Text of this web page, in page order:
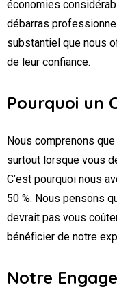
économies
débarras
substantiel que nous
de leur confiance.
Pourquoi un
Nous comprenons
surtout lorsque vous
C’est pourquoi nous
50 %. Nous pensons
devrait pas vous
bénéficier de notre
Notre